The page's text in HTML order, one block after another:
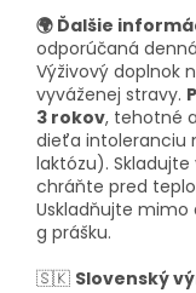
🌍 Ďalšie
odporúčaná
Výživový doplnok
vyváženej stravy.
3 rokov, tehotné
dieťa intoleranciu
laktózu).
chráňte pred
Uskladňujte mimo
g prášku.
🇸🇰 Slovenský